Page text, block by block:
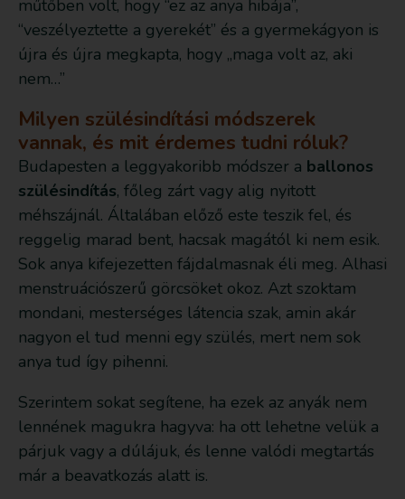
műtőben volt, hogy “ez az anya hibája”,
“veszélyeztette a gyerekét” és a gyermekágyon is
újra és újra megkapta, hogy „maga volt az, aki
nem…”
Milyen szülésindítási módszerek
vannak, és mit érdemes tudni róluk?
Budapesten a leggyakoribb módszer a ballonos
szülésindítás, főleg zárt vagy alig nyitott
méhszájnál. Általában előző este teszik fel, és
reggelig marad bent, hacsak magától ki nem esik.
Sok anya kifejezetten fájdalmasnak éli meg. Alhasi
menstruációszerű görcsöket okoz. Azt szoktam
mondani, mesterséges látencia szak, amin akár
nagyon el tud menni egy szülés, mert nem sok
anya tud így pihenni.
Szerintem sokat segítene, ha ezek az anyák nem
lennének magukra hagyva: ha ott lehetne velük a
párjuk vagy a dúlájuk, és lenne valódi megtartás
már a beavatkozás alatt is.